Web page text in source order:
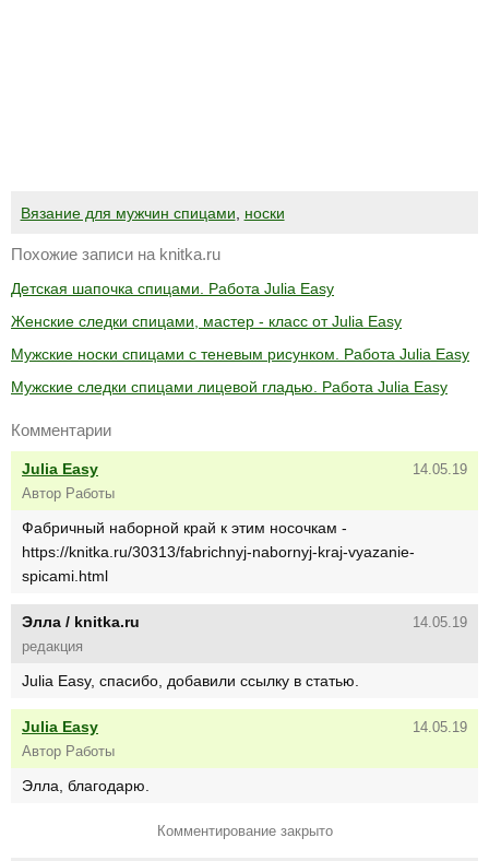
Вязание для мужчин спицами носки
Похожие записи на knitka.ru
Детская шапочка спицами. Работа Julia Easy
Женские следки спицами, мастер - класс от Julia Easy
Мужские носки спицами с теневым рисунком. Работа Julia Easy
Мужские следки спицами лицевой гладью. Работа Julia Easy
Комментарии
Julia Easy
Автор Работы
14.05.19
Фабричный наборной край к этим носочкам -
https://knitka.ru/30313/fabrichnyj-nabornyj-kraj-vyazanie-
spicami.html
Элла / knitka.ru
редакция
14.05.19
Julia Easy, спасибо, добавили ссылку в статью.
Julia Easy
Автор Работы
14.05.19
Элла, благодарю.
Комментирование закрыто